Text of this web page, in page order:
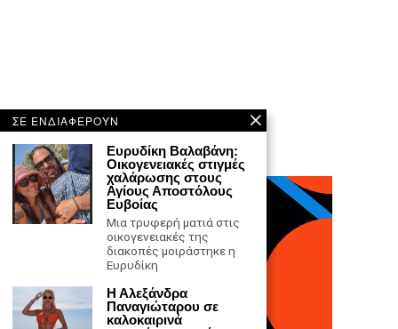
ΣΕ ΕΝΔΙΑΦΕΡΟΥΝ
Ευρυδίκη Βαλαβάνη:
Οικογενειακές στιγμές
χαλάρωσης στους
Αγίους Αποστόλους
Ευβοίας
Μια τρυφερή ματιά στις
οικογενειακές της
διακοπές μοιράστηκε η
Ευρυδίκη
Η Αλεξάνδρα
Παναγιώταρου σε
καλοκαιρινά